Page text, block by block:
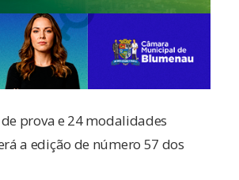
prova e 24 modalidades
a edição de número 57 dos